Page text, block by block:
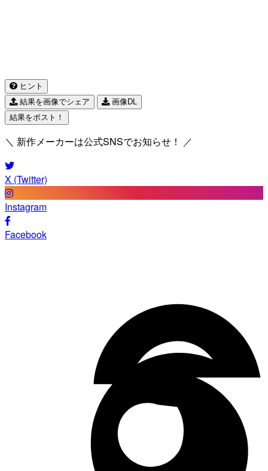
ヒント
結果を画像でシェア
画像DL
結果をポスト！
＼ 新作メーカーは公式SNSでお知らせ！ ／
X (Twitter)
Instagram
Facebook